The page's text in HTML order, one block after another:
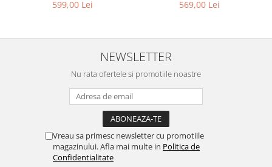
599,00 Lei
569,00 Lei
NEWSLETTER
Nu rata ofertele si promotiile noastre
Vreau sa primesc newsletter cu promotiile
magazinului. Afla mai multe in Politica de
Confidentialitate